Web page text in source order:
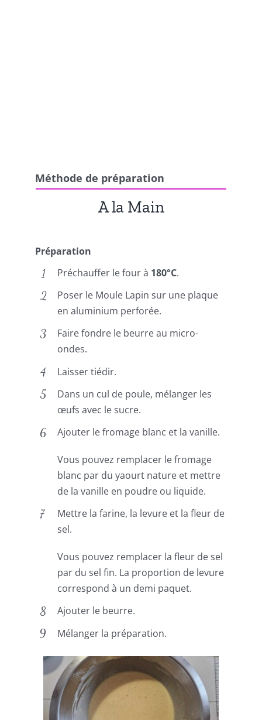
Méthode de préparation
A la Main
Préparation
Préchauffer le four à 180°C.
Poser le Moule Lapin sur une plaque
en aluminium perforée.
Faire fondre le beurre au micro-
ondes.
Laisser tiédir.
Dans un cul de poule, mélanger les
œufs avec le sucre.
Ajouter le fromage blanc et la vanille.
Vous pouvez remplacer le fromage
blanc par du yaourt nature et mettre
de la vanille en poudre ou liquide.
Mettre la farine, la levure et la fleur de
sel.
Vous pouvez remplacer la fleur de sel
par du sel fin. La proportion de levure
correspond à un demi paquet.
Ajouter le beurre.
Mélanger la préparation.